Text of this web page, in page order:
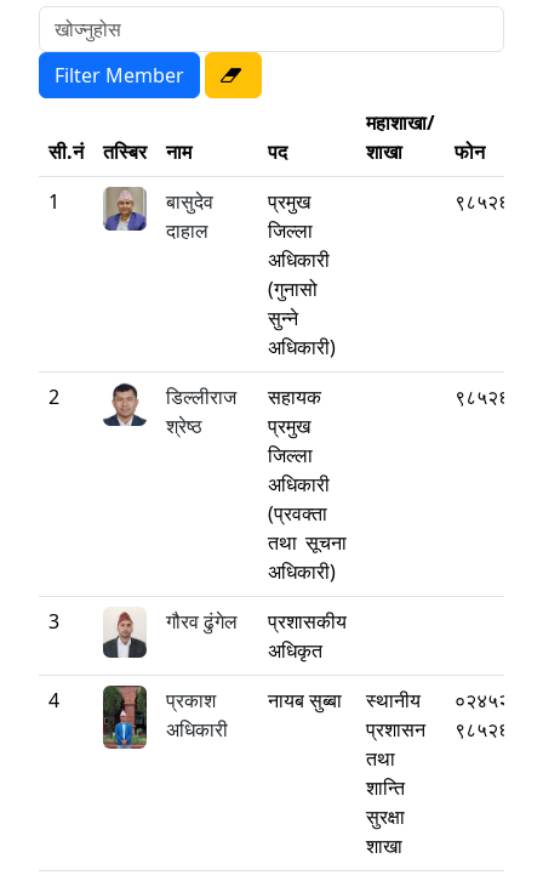
सी.नं तस्बिर नाम पद
महाशाखा/
शाखा
फोन
1
बासुदेव
दाहाल
प्रमुख
जिल्ला
अधिकारी
(गुनासो
सुन्ने
अधिकारी)
2
डिल्लीराज
श्रेष्ठ
सहायक
प्रमुख
जिल्ला
अधिकारी
(प्रवक्ता
तथा सूचना
अधिकारी)
3 गौरव ढुंगेल
प्रशासकीय
अधिकृत
4
प्रकाश
अधिकारी
नायब सुब्बा
स्थानीय
प्रशासन
तथा
शान्ति
सुरक्षा
शाखा